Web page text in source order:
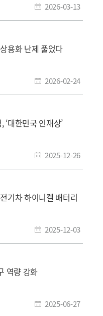
2026-03-13
용화 난제 풀었다
2026-02-24
‘대한민국 인재상’
2025-12-26
기차 하이니켈 배터리
2025-12-03
역량 강화
2025-06-27